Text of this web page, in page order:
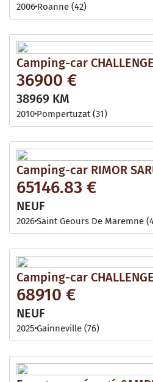
2006 Roanne (42)
Camping-car
36900 €
38969 KM
2010 Pompertuzat (31)
Camping-car RIMOR
65146.83 €
NEUF
2026Saint Geours De Maremne
Camping-car
68910 €
NEUF
2025 Gainneville (76)